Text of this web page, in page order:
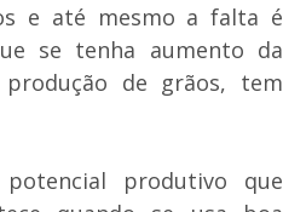
e até mesmo a falta é
se tenha aumento da
de grãos, tem
produtivo que